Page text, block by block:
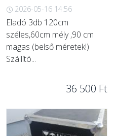
2026-05-16 14:56
Eladó 3db 120cm
széles,60cm mély ,90 cm
magas (belső méretek!)
Szállító...
36 500 Ft